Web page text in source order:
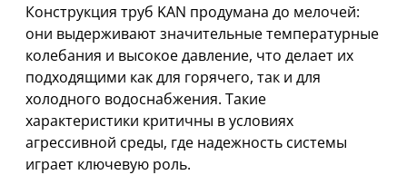
Конструкция труб KAN продумана до мелочей:
они выдерживают значительные температурные
колебания и высокое давление, что делает их
подходящими как для горячего, так и для
холодного водоснабжения. Такие
характеристики критичны в условиях
агрессивной среды, где надежность системы
играет ключевую роль.